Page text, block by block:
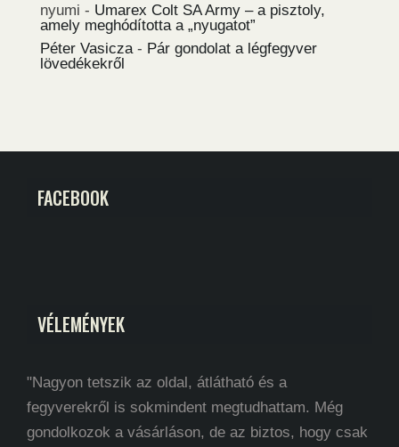
nyumi - Umarex Colt SA Army – a pisztoly,
amely meghódította a „nyugatot”
Péter Vasicza - Pár gondolat a légfegyver
lövedékekről
FACEBOOK
VÉLEMÉNYEK
"Nagyon tetszik az oldal, átlátható és a
fegyverekről is sokmindent megtudhattam. Még
gondolkozok a vásárláson, de az biztos, hogy csak